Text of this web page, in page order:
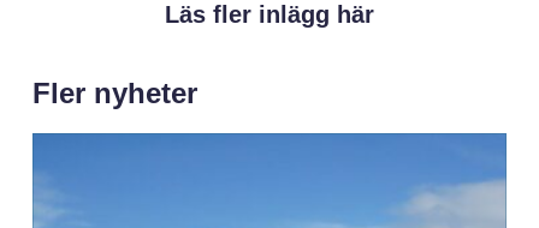
Läs fler inlägg här
Fler nyheter